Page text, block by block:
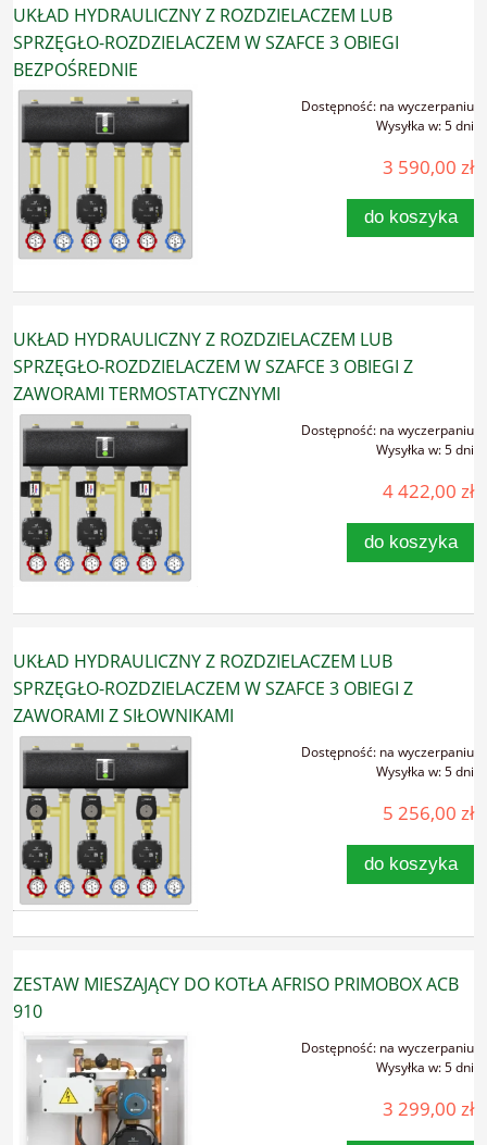
UKŁAD HYDRAULICZNY Z ROZDZIELACZEM LUB
SPRZĘGŁO-ROZDZIELACZEM W SZAFCE 3 OBIEGI
BEZPOŚREDNIE
Dostępność: na wyczerpaniu
Wysyłka w:5 dni
3 590,00 zł
do koszyka
UKŁAD HYDRAULICZNY Z ROZDZIELACZEM LUB
SPRZĘGŁO-ROZDZIELACZEM W SZAFCE 3 OBIEGI Z
ZAWORAMI TERMOSTATYCZNYMI
Dostępność: na wyczerpaniu
Wysyłka w:5 dni
4 422,00 zł
do koszyka
UKŁAD HYDRAULICZNY Z ROZDZIELACZEM LUB
SPRZĘGŁO-ROZDZIELACZEM W SZAFCE 3 OBIEGI Z
ZAWORAMI Z SIŁOWNIKAMI
Dostępność: na wyczerpaniu
Wysyłka w:5 dni
5 256,00 zł
do koszyka
ZESTAW MIESZAJĄCY DO KOTŁA AFRISO PRIMOBOX ACB
910
Dostępność: na wyczerpaniu
Wysyłka w:5 dni
3 299,00 zł